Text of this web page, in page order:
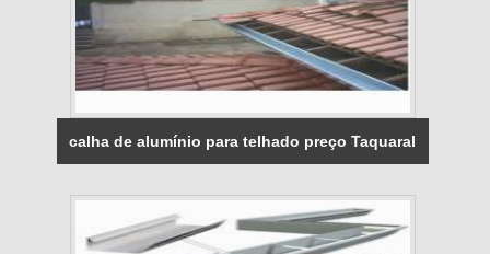
calha de alumínio para telhado preço Taquaral